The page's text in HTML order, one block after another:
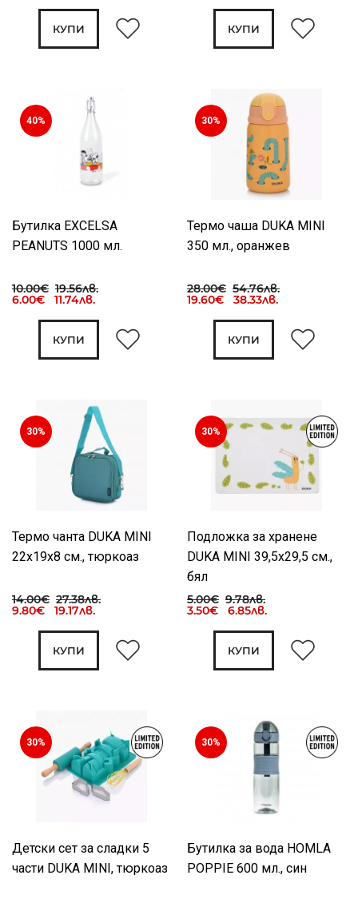
КУПИ КУПИ
40%
Бутилка EXCELSA
PEANUTS 1000 мл.
10.00€ 19.56лв.
6.00€ 11.74лв.
КУПИ
30%
Термо чаша DUKA MINI
350 мл., оранжев
28.00€ 54.76лв.
19.60€ 38.33лв.
КУПИ
30%
Термо чанта DUKA MINI
22x19x8 см., тюркоаз
14.00€ 27.38лв.
9.80€ 19.17лв.
КУПИ
30%
Подложка за хранене
DUKA MINI 39,5x29,5 см.,
бял
5.00€ 9.78лв.
3.50€ 6.85лв.
КУПИ
30%
Детски сет за сладки 5
части DUKA MINI, тюркоаз
30%
Бутилка за вода HOMLA
POPPIE 600 мл., син